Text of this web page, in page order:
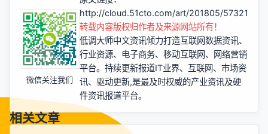
微信关注我们
http://cloud.51cto.com/art/201805/
转载内容版权归作者及来源网站所有！
低调大师中文资讯倾力打造互联网数据资讯、
行业资源、电子商务、移动互联网、网络营销
平台。持续更新报道IT业界、互联网、市场资
讯、驱动更新,是最及时权威的产业资讯及硬
件资讯报道平台。
相关文章